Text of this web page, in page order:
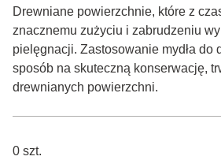
Drewniane powierzchnie, które z
znacznemu zużyciu i zabrudzeniu
pielęgnacji. Zastosowanie mydła do
sposób na skuteczną konserwację,
drewnianych powierzchni.
0 szt.